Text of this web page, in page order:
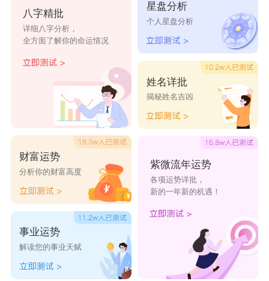
龙马精神，象牛一样的劳动态度。
龙吟虎啸，形容气势不凡。
壮志凌云，形容雄心万丈。
龙腾虎踞，形容位高权重。
龙战虎争，形容激烈的竞争。
龙腾祥瑞，象征着国泰民安、安居乐业。
龙腾凤跃，形容精神饱满、充满力量。
龙凤呈祥，意味着好事多磨，美好的结局终究会到
来。
龙鸣凤舞，形容节日气氛热闹、欢声笑语。
天马行空，形容思想开阔、志向高远。
云龙风虎，形容英勇无畏、威风凛凛。
龙腾虎啸，形容浩然正气、英风勃勃。
八字精批
详细八字分析，
全方面了解你的命运情况
财富运势
分析你的财富高度
事业运势
解读您的事业天赋
星盘分析
个人星盘分析
姓名详批
揭秘姓名吉凶
紫微流年运势
各项运势详批，
新的一年新的机遇！